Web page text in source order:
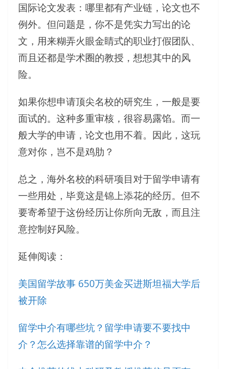
国际论文发表：哪里都有产业链，论文也不
例外。但问题是，你不是凭实力写出的论
文，用来糊弄火眼金睛式的职业打假团队、
而且还都是学术圈的教授，想想其中的风
险。
如果你想申请顶尖名校的研究生，一般是要
面试的。这种多重审核，很容易露馅。而一
般大学的申请，论文也用不着。因此，这玩
意对你，岂不是鸡肋？
总之，海外名校的科研项目对于留学申请有
一些用处，毕竟这是锦上添花的经历。但不
要寄希望于这份经历让你所向无敌，而且注
意控制好风险。
延伸阅读：
美国留学故事 650万美金买进斯坦福大学后
被开除
留学中介有哪些坑？留学申请要不要找中
介？怎么选择靠谱的留学中介？